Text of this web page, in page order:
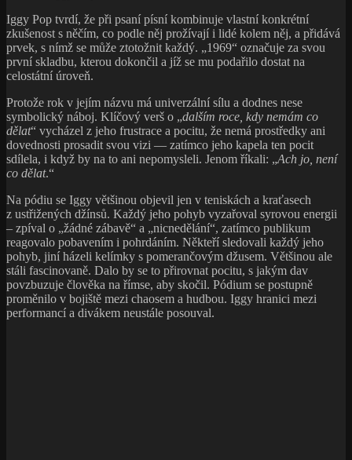
Iggy Pop tvrdí, že při psaní písní kombinuje vlastní konkrétní
zkušenost s něčím, co podle něj prožívají i lidé kolem něj, a přidává
prvek, s nímž se může ztotožnit každý. „1969“ označuje za svou
první skladbu, kterou dokončil a jíž se mu podařilo dostat na
celostátní úroveň.
Protože rok v jejím názvu má univerzální sílu a dodnes nese
symbolický náboj. Klíčový verš o „dalším roce, kdy nemám co
dělat“ vycházel z jeho frustrace a pocitu, že nemá prostředky ani
dovednosti prosadit svou vizi — zatímco jeho kapela ten pocit
sdílela, i když by na to ani nepomysleli. Jenom říkali: „Ach jo, není
co dělat.“
Na pódiu se Iggy většinou objevil jen v teniskách a kraťasech
z ustřižených džínsů. Každý jeho pohyb vyzařoval syrovou energii
– zpíval o „žádné zábavě“ a „nicnedělání“, zatímco publikum
reagovalo pobavením i pohrdáním. Někteří sledovali každý jeho
pohyb, jiní házeli kelímky s pomerančovým džusem. Většinou ale
stáli fascinovaně. Dalo by se to přirovnat pocitu, s jakým dav
povzbuzuje člověka na římse, aby skočil. Pódium se postupně
proměnilo v bojiště mezi chaosem a hudbou. Iggy hranici mezi
performancí a divákem neustále posouval.